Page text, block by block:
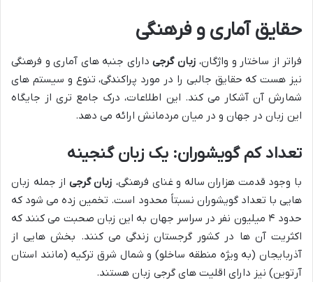
حقایق آماری و فرهنگی
فراتر از ساختار و واژگان، زبان گرجی دارای جنبه های آماری و فرهنگی
نیز هست که حقایق جالبی را در مورد پراکندگی، تنوع و سیستم های
شمارش آن آشکار می کند. این اطلاعات، درک جامع تری از جایگاه
این زبان در جهان و در میان مردمانش ارائه می دهد.
تعداد کم گویشوران: یک زبان گنجینه
با وجود قدمت هزاران ساله و غنای فرهنگی، زبان گرجی از جمله زبان
هایی با تعداد گویشوران نسبتاً محدود است. تخمین زده می شود که
حدود ۴ میلیون نفر در سراسر جهان به این زبان صحبت می کنند که
اکثریت آن ها در کشور گرجستان زندگی می کنند. بخش هایی از
آذربایجان (به ویژه منطقه ساخلو) و شمال شرق ترکیه (مانند استان
آرتوین) نیز دارای اقلیت های گرجی زبان هستند.